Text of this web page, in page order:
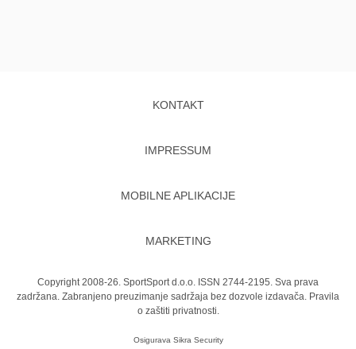
KONTAKT
IMPRESSUM
MOBILNE APLIKACIJE
MARKETING
Copyright 2008-26. SportSport d.o.o. ISSN 2744-2195. Sva prava
zadržana. Zabranjeno preuzimanje sadržaja bez dozvole izdavača. Pravila
o zaštiti privatnosti.
Osigurava Sikra Security